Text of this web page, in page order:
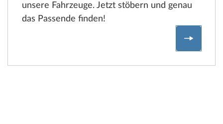
unsere Fahrzeuge. Jetzt stöbern und genau
das Passende finden!